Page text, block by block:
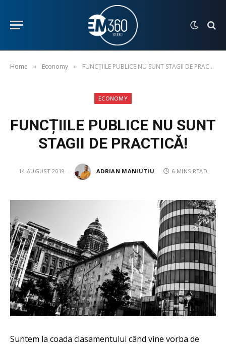
Home » Economy » FUNCȚIILE PUBLICE NU SUNT STAGII DE PRACTICĂ!
ECONOMY
FUNCȚIILE PUBLICE NU SUNT
STAGII DE PRACTICĂ!
14 AUGUST 2019 ADRIAN MANIUTIU 6 MINS READ
Suntem la coada clasamentului când vine vorba de